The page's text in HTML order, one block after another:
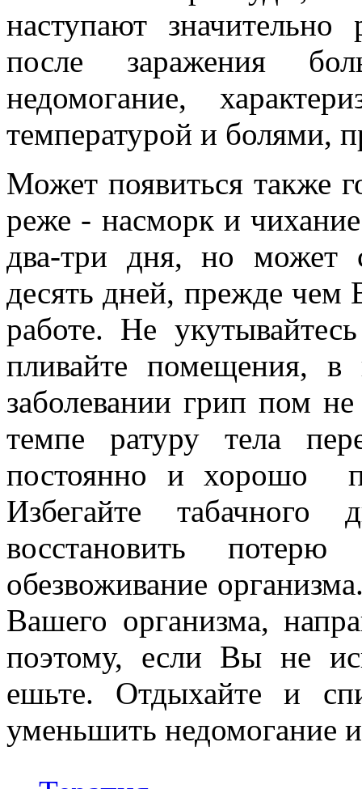
наступают
после заражения
недомогание,
температурой и болями,
Может появиться также
реже - насморк и
два-три дня, но может
десять дней, прежде чем
работе. Не
пливайте помещения,
заболевании грип­ пом
темпе­ ратуру тела
постоянно и хорошо
Избегайте
восстановить
обезвоживание
Вашего орга­низма,
поэ­тому, если Вы не
ешьте. Отдыхайте и
уменьшить недомога­ние